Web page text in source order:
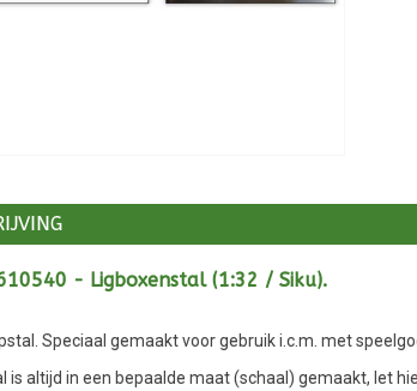
- Ligboxenstal (1:32 / Siku).
Speciaal gemaakt voor gebruik i.c.m. met
is altijd in een bepaalde maat (schaal) gemaakt, let